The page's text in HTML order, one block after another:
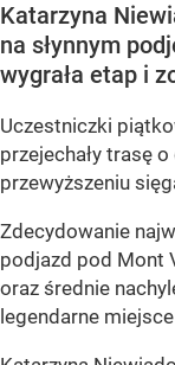
Katarzyna
na słynnym
wygrała etap i
Uczestniczki
przejechały trasę
przewyższeniu
Zdecydowanie
podjazd pod Mont
oraz średnie
legendarne